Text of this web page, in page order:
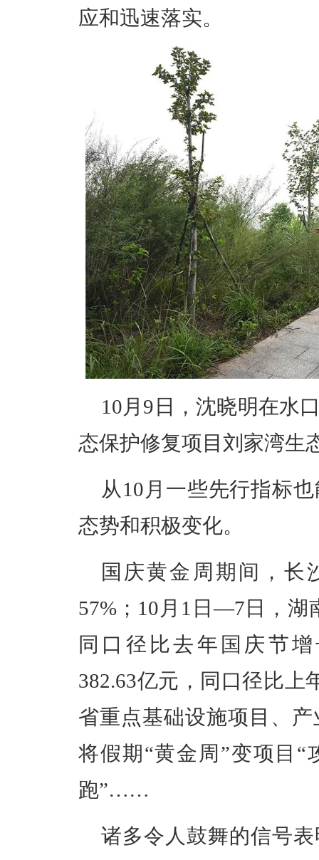
应和迅速落实。
10月9日，沈晓明在水
态保护修复项目刘家湾生
从10月一些先行指标
态势和积极变化。
国庆黄金周期间，长
57%；10月1日—7日，湖
同口径比去年国庆节增
382.63亿元，同口径比上
省重点基础设施项目、
将假期“黄金周”变项目“
跑”……
诸多令人鼓舞的信号